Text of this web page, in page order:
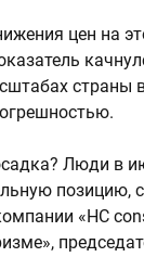
цен на
страны
Люди в
позицию,
«HC